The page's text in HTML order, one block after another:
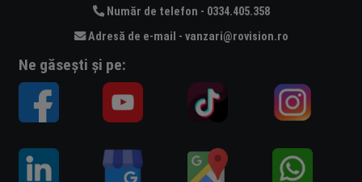
Număr de telefon - 0334.405.358
Adresă de e-mail - vanzari@rovision.ro
Ne găsești și pe: